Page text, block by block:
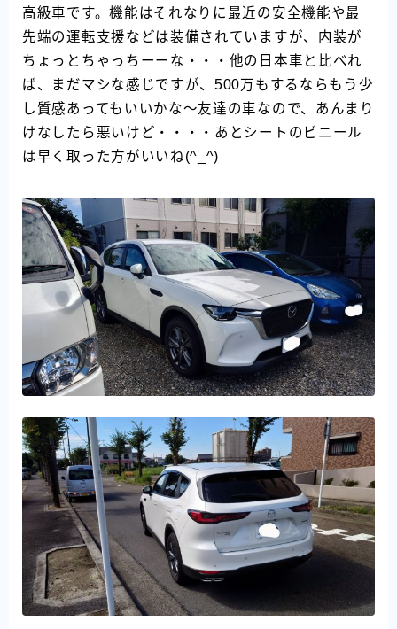
高級車です。機能はそれなりに最近の安全機能や最
先端の運転支援などは装備されていますが、内装が
ちょっとちゃっちーーな・・・他の日本車と比べれ
ば、まだマシな感じですが、500万もするならもう少
し質感あってもいいかな～友達の車なので、あんまり
けなしたら悪いけど・・・・あとシートのビニール
は早く取った方がいいね(^_^)